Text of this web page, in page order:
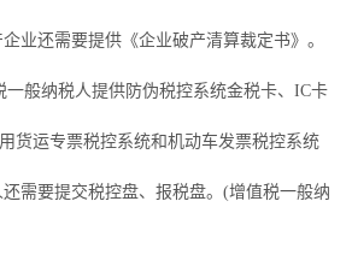
业还需要提供《企业破产清算裁定书》。
一般纳税人提供防伪税控系统金税卡、IC卡
货运专票税控系统和机动车发票税控系统
需要提交税控盘、报税盘。(增值税一般纳